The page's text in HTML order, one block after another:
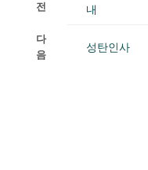
전
내
다
음
성탄인사